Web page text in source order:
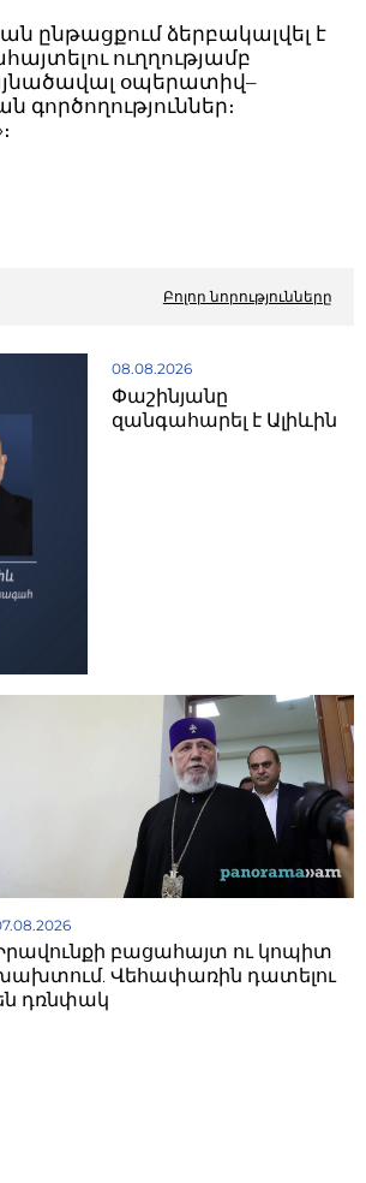
ընթացքում ձերբակալվել է
ուղղությամբ
օպերատիվ–
Բոլոր նորությունները
08.08.2026
Փաշինյանը
զանգահարել է Ալիևին
բացահայտ ու կոպիտ
Վեհափառին դատելու
դռնփակ